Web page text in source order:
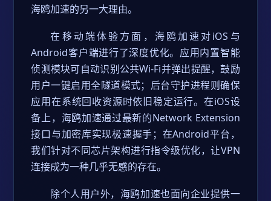
海鸥加速的另一大理由。
在移动端体验方面，海鸥加速对iOS与
Android客户端进行了深度优化。应用内置智能
侦测模块可自动识别公共Wi-Fi并弹出提醒，鼓励
用户一键启用全隧道模式；后台守护进程则确保
应用在系统回收资源时依旧稳定运行。在iOS设
备上，海鸥加速通过最新的Network Extension
接口与加密库实现极速握手；在Android平台，
我们针对不同芯片架构进行指令级优化，让VPN
连接成为一种几乎无感的存在。
除个人用户外，海鸥加速也面向企业提供一